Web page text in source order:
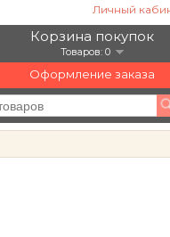
Личный
Корзина покупок
Товаров: 0
Оформление заказа